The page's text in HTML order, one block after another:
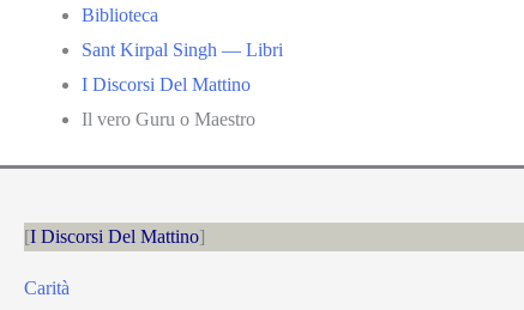
Biblioteca
Sant Kirpal Singh — Libri
I Discorsi Del Mattino
Il vero Guru o Maestro
I Discorsi Del Mattino
Carità